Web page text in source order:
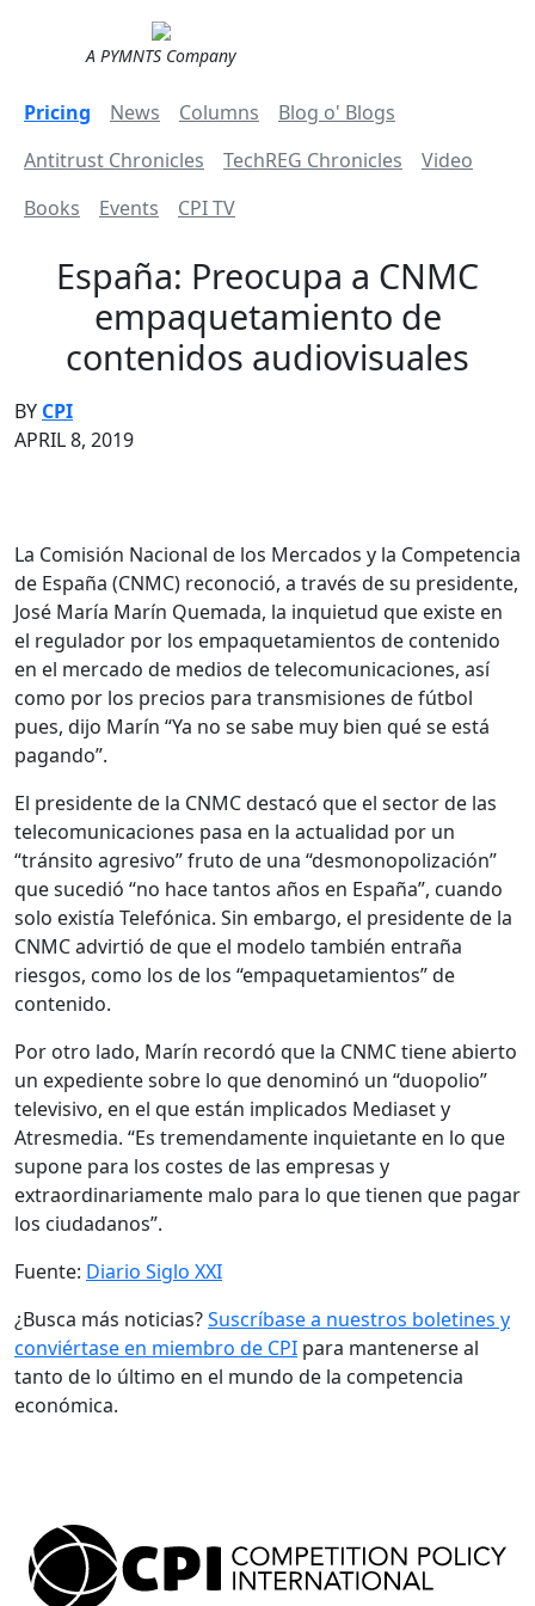
A PYMNTS Company
Pricing News Columns
Blog o' Blogs
Antitrust Chronicles
TechREG Chronicles
Video
Books
Events CPI TV
España: Preocupa a CNMC
empaquetamiento de
contenidos audiovisuales
BY CPI
APRIL 8, 2019
La Comisión Nacional de los Mercados y la Competencia
de España (CNMC) reconoció, a través de su presidente,
José María Marín Quemada, la inquietud que existe en
el regulador por los empaquetamientos de contenido
en el mercado de medios de telecomunicaciones, así
como por los precios para transmisiones de fútbol
pues, dijo Marín “Ya no se sabe muy bien qué se está
pagando”.
El presidente de la CNMC destacó que el sector de las
telecomunicaciones pasa en la actualidad por un
“tránsito agresivo” fruto de una “desmonopolización”
que sucedió “no hace tantos años en España”, cuando
solo existía Telefónica. Sin embargo, el presidente de la
CNMC advirtió de que el modelo también entraña
riesgos, como los de los “empaquetamientos” de
contenido.
Por otro lado, Marín recordó que la CNMC tiene abierto
un expediente sobre lo que denominó un “duopolio”
televisivo, en el que están implicados Mediaset y
Atresmedia. “Es tremendamente inquietante en lo que
supone para los costes de las empresas y
extraordinariamente malo para lo que tienen que pagar
los ciudadanos”.
Fuente: Diario Siglo XXI
¿Busca más noticias?Suscríbase a nuestros boletines y
conviértase en miembro de CPI para mantenerse al
tanto de lo último en el mundo de la competencia
económica.